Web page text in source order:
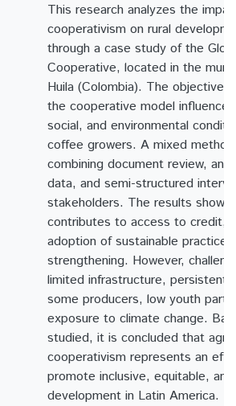
This research analyzes the
cooperativism on rural
through a case study of the
Cooperative, located in the
Huila (Colombia). The objective
the cooperative model
social, and environmental
coffee growers. A mixed
combining document review,
data, and semi-structured
stakeholders. The results show
contributes to access to credit,
adoption of sustainable
strengthening. However,
limited infrastructure, persistent
some producers, low youth
exposure to climate change.
studied, it is concluded that
cooperativism represents an
promote inclusive, equitable,
development in Latin America.